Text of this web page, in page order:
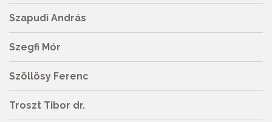
Szapudi András
Szegfi Mór
Szöllösy Ferenc
Troszt Tibor dr.